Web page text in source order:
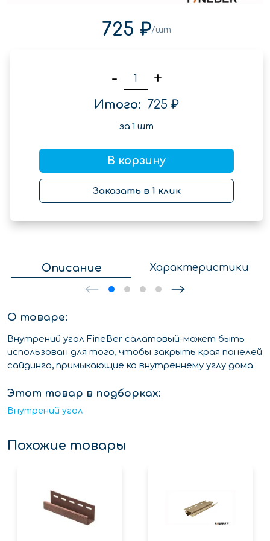
725 ₽/шт
- +
Итого: 725 ₽
за 1 шт
В корзину
Заказать в 1 клик
Описание Характеристики
О товаре:
Внутрений угол FineBer салатовый-может быть
использован для того, чтобы закрыть края панелей
сайдинга, примыкающие ко внутреннему углу дома.
Этот товар в подборках:
Внутрений угол
Похожие товары